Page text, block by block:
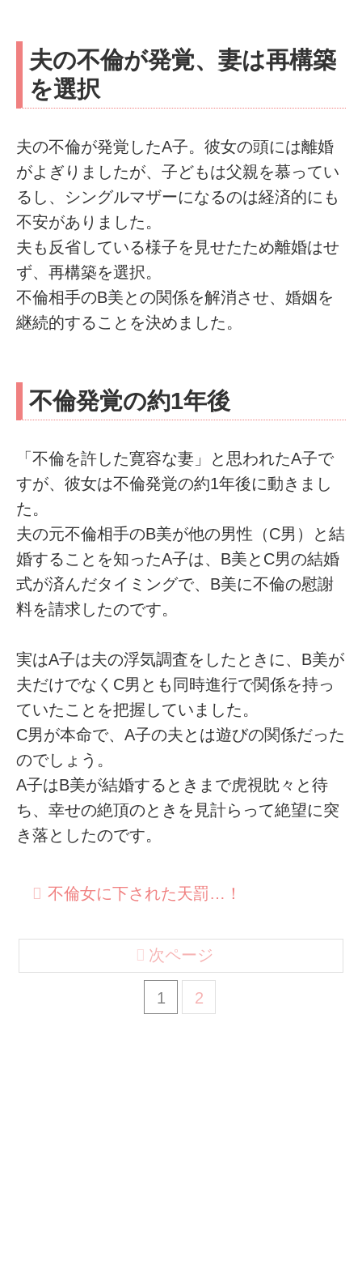
夫の不倫が発覚、妻は再構築
を選択
夫の不倫が発覚したA子。彼女の頭には離婚
がよぎりましたが、子どもは父親を慕ってい
るし、シングルマザーになるのは経済的にも
不安がありました。
夫も反省している様子を見せたため離婚はせ
ず、再構築を選択。
不倫相手のB美との関係を解消させ、婚姻を
継続的することを決めました。
不倫発覚の約1年後
「不倫を許した寛容な妻」と思われたA子で
すが、彼女は不倫発覚の約1年後に動きまし
た。
夫の元不倫相手のB美が他の男性（C男）と結
婚することを知ったA子は、B美とC男の結婚
式が済んだタイミングで、B美に不倫の慰謝
料を請求したのです。
実はA子は夫の浮気調査をしたときに、B美が
夫だけでなくC男とも同時進行で関係を持っ
ていたことを把握していました。
C男が本命で、A子の夫とは遊びの関係だった
のでしょう。
A子はB美が結婚するときまで虎視眈々と待
ち、幸せの絶頂のときを見計らって絶望に突
き落としたのです。
不倫女に下された天罰…！
1 2
次ページ